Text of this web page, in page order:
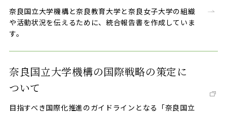
奈良国立大学機構と奈良教育大学と奈良女子大学の組織
や活動状況を伝えるために、統合報告書を作成していま
す。
奈良国立大学機構の国際戦略の策定に
ついて
目指すべき国際化推進のガイドラインとなる「奈良国立